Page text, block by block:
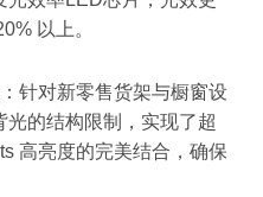
以上。
针对新零售货架与橱窗设
的结构限制，实现了超
高亮度的完美结合，确保